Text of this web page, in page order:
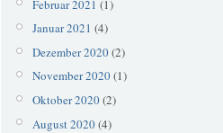
Februar 2021 (1)
Januar 2021 (4)
Dezember 2020(2)
November 2020(1)
Oktober 2020(2)
August 2020(4)